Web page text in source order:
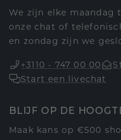
We zijn elke maandag
onze chat of
en zondag zijn we
+3110 - 747 00 00
Start een livechat
BLIJF OP DE
Maak kans op €500